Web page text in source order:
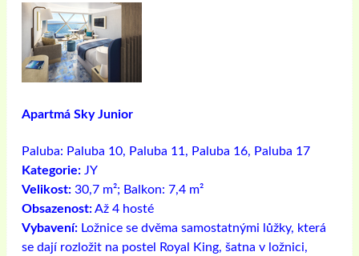
Apartmá Sky Junior
Paluba: Paluba 10, Paluba 11, Paluba 16, Paluba 17
Kategorie: JY
Velikost: 30,7 m²; Balkon: 7,4 m²
Obsazenost:Až 4 hosté
Vybavení: Ložnice se dvěma samostatnými lůžky, která
se dají rozložit na postel Royal King, šatna v ložnici,